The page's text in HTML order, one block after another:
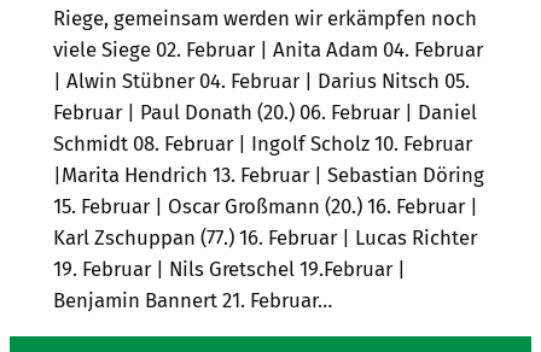
Riege, gemeinsam werden wir erkämpfen noch
viele Siege 02. Februar | Anita Adam 04. Februar
| Alwin Stübner 04. Februar | Darius Nitsch 05.
Februar | Paul Donath (20.) 06. Februar | Daniel
Schmidt 08. Februar | Ingolf Scholz 10. Februar
|Marita Hendrich 13. Februar | Sebastian Döring
15. Februar | Oscar Großmann (20.) 16. Februar |
Karl Zschuppan (77.) 16. Februar | Lucas Richter
19. Februar | Nils Gretschel 19.Februar |
Benjamin Bannert 21. Februar…